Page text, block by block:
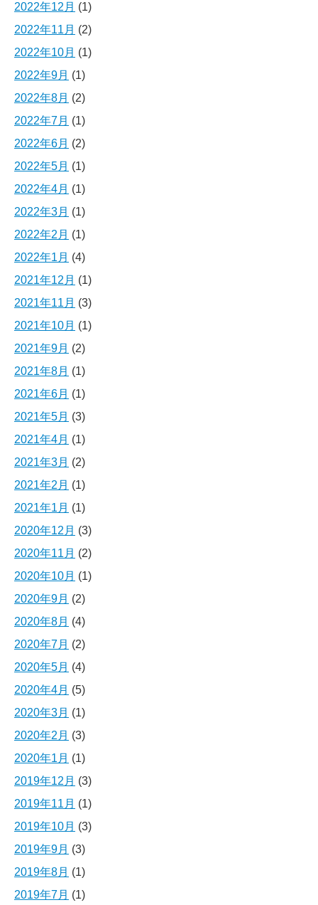
2022年12月 (1)
2022年11月 (2)
2022年10月 (1)
2022年9月 (1)
2022年8月 (2)
2022年7月 (1)
2022年6月 (2)
2022年5月 (1)
2022年4月 (1)
2022年3月 (1)
2022年2月 (1)
2022年1月 (4)
2021年12月 (1)
2021年11月 (3)
2021年10月 (1)
2021年9月 (2)
2021年8月 (1)
2021年6月 (1)
2021年5月 (3)
2021年4月 (1)
2021年3月 (2)
2021年2月 (1)
2021年1月 (1)
2020年12月 (3)
2020年11月 (2)
2020年10月 (1)
2020年9月 (2)
2020年8月 (4)
2020年7月 (2)
2020年5月 (4)
2020年4月 (5)
2020年3月 (1)
2020年2月 (3)
2020年1月 (1)
2019年12月 (3)
2019年11月 (1)
2019年10月 (3)
2019年9月 (3)
2019年8月 (1)
2019年7月 (1)